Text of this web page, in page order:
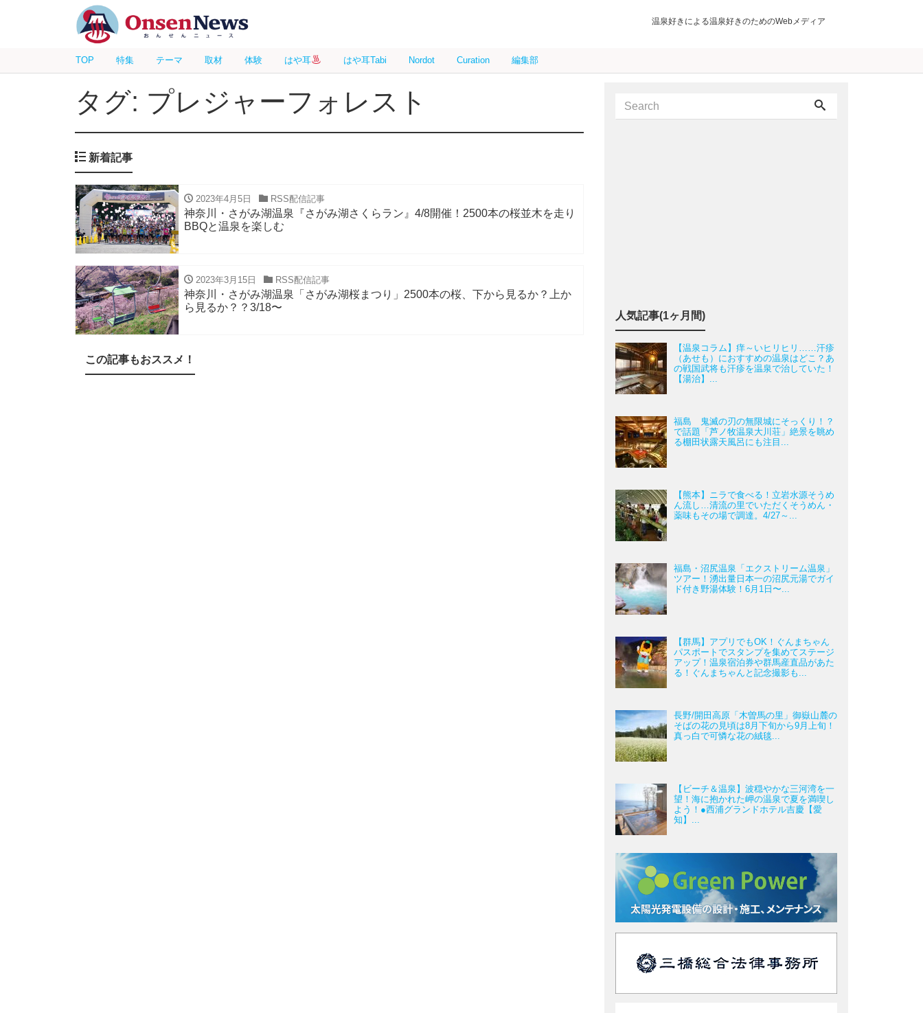
温泉好きによる温泉好きのためのWebメディア
TOP 特集 テーマ 取材 体験 はや耳 はや耳Tabi Nordot Curation 編集部
タグ: プレジャーフォレスト
新着記事
2023年4月5日 RSS配信記事
神奈川・さがみ湖温泉『さがみ湖さくらラン』4/8開催！2500本の桜並木を走り
BBQと温泉を楽しむ
2023年3月15日 RSS配信記事
神奈川・さがみ湖温泉「さがみ湖桜まつり」2500本の桜、下から見るか？上か
ら見るか？？3/18〜
この記事もおススメ！
人気記事(1ヶ月間)
【温泉コラム】痒～いヒリヒリ……汗疹
（あせも）におすすめの温泉はどこ？あ
の戦国武将も汗疹を温泉で治していた！
【湯治】...
福島 鬼滅の刃の無限城にそっくり！？
で話題「芦ノ牧温泉大川荘」絶景を眺め
る棚田状露天風呂にも注目...
【熊本】ニラで食べる！立岩水源そうめ
ん流し…清流の里でいただくそうめん・
薬味もその場で調達。4/27～...
福島・沼尻温泉「エクストリーム温泉」
ツアー！湧出量日本一の沼尻元湯でガイ
ド付き野湯体験！6月1日〜...
【群馬】アプリでもOK！ぐんまちゃん
パスポートでスタンプを集めてステージ
アップ！温泉宿泊券や群馬産直品があた
る！ぐんまちゃんと記念撮影も...
長野/開田高原「木曽馬の里」御嶽山麓の
そばの花の見頃は8月下旬から9月上旬！
真っ白で可憐な花の絨毯...
【ビーチ＆温泉】波穏やかな三河湾を一
望！海に抱かれた岬の温泉で夏を満喫し
よう！●西浦グランドホテル吉慶【愛
知】...